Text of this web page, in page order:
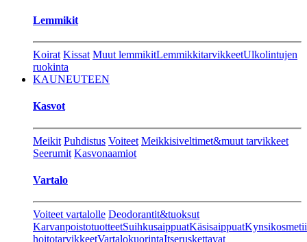
Lemmikit
Koirat Kissat Muut lemmikitLemmikkitarvikkeetUlkolintujen
ruokinta
KAUNEUTEEN
Kasvot
Meikit Puhdistus Voiteet Meikkisiveltimet&muut tarvikkeet
Seerumit Kasvonaamiot
Vartalo
Voiteet vartalolle Deodorantit&tuoksut
KarvanpoistotuotteetSuihkusaippuatKäsisaippuat
hoitotarvikkeetVartalokuorintaItseruskettavat